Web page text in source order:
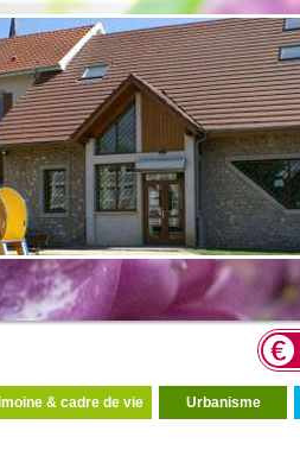
& cadre de vie Urbanisme